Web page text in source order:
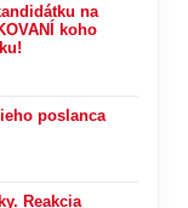
na
koho
poslanca
Reakcia